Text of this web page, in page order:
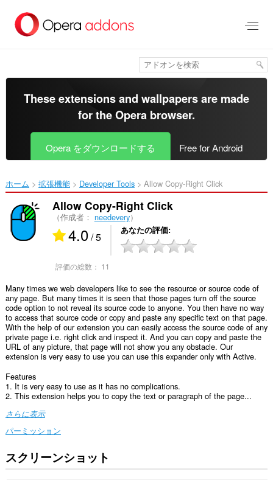
メ
ツ
移
These extensions and wallpapers are made
for theOpera browser.
Opera をダウンロードする Free for Android
ホーム 拡張機能 Developer Tools Allow Copy-Right Click‎
Allow Copy-Right Click
（作成者： needevery）
4.0/ 5 あなたの評価
評価の総数： 11
Many times we web developers like to see the resource or source code of
any page. But many times it is seen that those pages turn off the source
code option to not reveal its source code to anyone. You then have no way
to access that source code or copy and paste any specific text on that page.
With the help of our extension you can easily access the source code of any
private page i.e. right click and inspect it. And you can copy and paste the
URL of any picture, that page will not show you any obstacle. Our
extension is very easy to use you can use this expander only with Active.
Features
1. It is very easy to use as it has no complications.
2. This extension helps you to copy the text or paragraph of the page...
さらに表示
パーミッション
こ
の
スクリーンショット